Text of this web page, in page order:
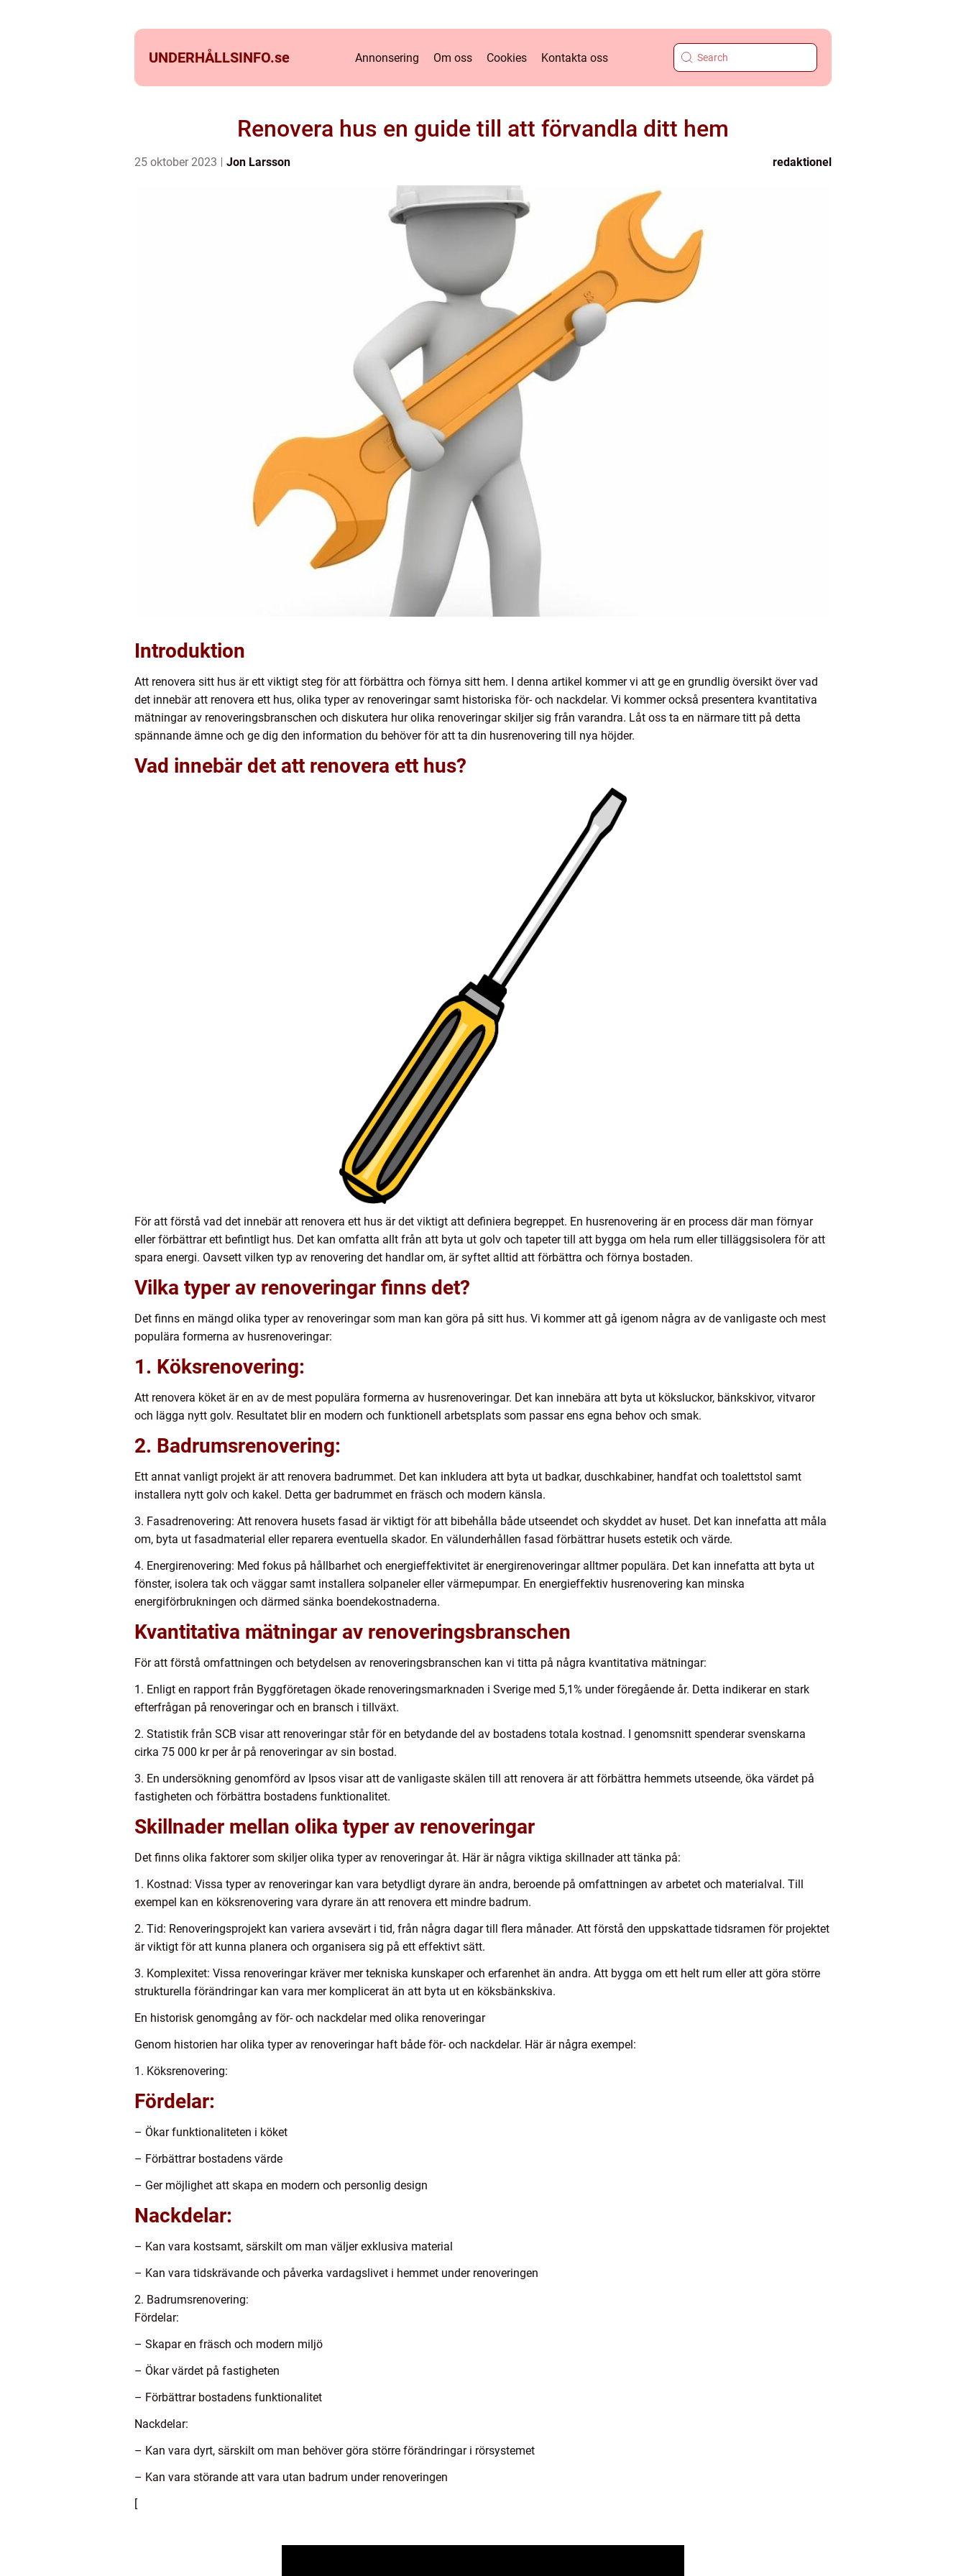
UNDERHÅLLSINFO.se Annonsering Om oss Cookies Kontakta oss
Renovera hus en guide till att förvandla ditt hem
25 oktober 2023 Jon Larsson redaktionel
Introduktion
Att renovera sitt hus är ett viktigt steg för att förbättra och förnya sitt hem. I denna artikel kommer vi att ge en grundlig översikt över vad
det innebär att renovera ett hus, olika typer av renoveringar samt historiska för- och nackdelar. Vi kommer också presentera kvantitativa
mätningar av renoveringsbranschen och diskutera hur olika renoveringar skiljer sig från varandra. Låt oss ta en närmare titt på detta
spännande ämne och ge dig den information du behöver för att ta din husrenovering till nya höjder.
Vad innebär det att renovera ett hus?
För att förstå vad det innebär att renovera ett hus är det viktigt att definiera begreppet. En husrenovering är en process där man förnyar
eller förbättrar ett befintligt hus. Det kan omfatta allt från att byta ut golv och tapeter till att bygga om hela rum eller tilläggsisolera för att
spara energi. Oavsett vilken typ av renovering det handlar om, är syftet alltid att förbättra och förnya bostaden.
Vilka typer av renoveringar finns det?
Det finns en mängd olika typer av renoveringar som man kan göra på sitt hus. Vi kommer att gå igenom några av de vanligaste och mest
populära formerna av husrenoveringar:
1. Köksrenovering:
Att renovera köket är en av de mest populära formerna av husrenoveringar. Det kan innebära att byta ut köksluckor, bänkskivor, vitvaror
och lägga nytt golv. Resultatet blir en modern och funktionell arbetsplats som passar ens egna behov och smak.
2. Badrumsrenovering:
Ett annat vanligt projekt är att renovera badrummet. Det kan inkludera att byta ut badkar, duschkabiner, handfat och toalettstol samt
installera nytt golv och kakel. Detta ger badrummet en fräsch och modern känsla.
3. Fasadrenovering: Att renovera husets fasad är viktigt för att bibehålla både utseendet och skyddet av huset. Det kan innefatta att måla
om, byta ut fasadmaterial eller reparera eventuella skador. En välunderhållen fasad förbättrar husets estetik och värde.
4. Energirenovering: Med fokus på hållbarhet och energieffektivitet är energirenoveringar alltmer populära. Det kan innefatta att byta ut
fönster, isolera tak och väggar samt installera solpaneler eller värmepumpar. En energieffektiv husrenovering kan minska
energiförbrukningen och därmed sänka boendekostnaderna.
Kvantitativa mätningar av renoveringsbranschen
För att förstå omfattningen och betydelsen av renoveringsbranschen kan vi titta på några kvantitativa mätningar:
1. Enligt en rapport från Byggföretagen ökade renoveringsmarknaden i Sverige med 5,1% under föregående år. Detta indikerar en stark
efterfrågan på renoveringar och en bransch i tillväxt.
2. Statistik från SCB visar att renoveringar står för en betydande del av bostadens totala kostnad. I genomsnitt spenderar svenskarna
cirka 75 000 kr per år på renoveringar av sin bostad.
3. En undersökning genomförd av Ipsos visar att de vanligaste skälen till att renovera är att förbättra hemmets utseende, öka värdet på
fastigheten och förbättra bostadens funktionalitet.
Skillnader mellan olika typer av renoveringar
Det finns olika faktorer som skiljer olika typer av renoveringar åt. Här är några viktiga skillnader att tänka på:
1. Kostnad: Vissa typer av renoveringar kan vara betydligt dyrare än andra, beroende på omfattningen av arbetet och materialval. Till
exempel kan en köksrenovering vara dyrare än att renovera ett mindre badrum.
2. Tid: Renoveringsprojekt kan variera avsevärt i tid, från några dagar till flera månader. Att förstå den uppskattade tidsramen för projektet
är viktigt för att kunna planera och organisera sig på ett effektivt sätt.
3. Komplexitet: Vissa renoveringar kräver mer tekniska kunskaper och erfarenhet än andra. Att bygga om ett helt rum eller att göra större
strukturella förändringar kan vara mer komplicerat än att byta ut en köksbänkskiva.
En historisk genomgång av för- och nackdelar med olika renoveringar
Genom historien har olika typer av renoveringar haft både för- och nackdelar. Här är några exempel:
1. Köksrenovering:
Fördelar:
– Ökar funktionaliteten i köket
– Förbättrar bostadens värde
– Ger möjlighet att skapa en modern och personlig design
Nackdelar:
– Kan vara kostsamt, särskilt om man väljer exklusiva material
– Kan vara tidskrävande och påverka vardagslivet i hemmet under renoveringen
2. Badrumsrenovering:
Fördelar:
– Skapar en fräsch och modern miljö
– Ökar värdet på fastigheten
– Förbättrar bostadens funktionalitet
Nackdelar:
– Kan vara dyrt, särskilt om man behöver göra större förändringar i rörsystemet
– Kan vara störande att vara utan badrum under renoveringen
[